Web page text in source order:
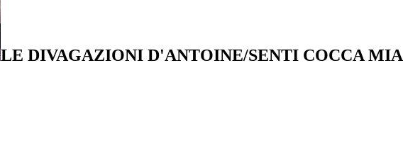
LE DIVAGAZIONI D'ANTOINE/SENTI COCCA MIA